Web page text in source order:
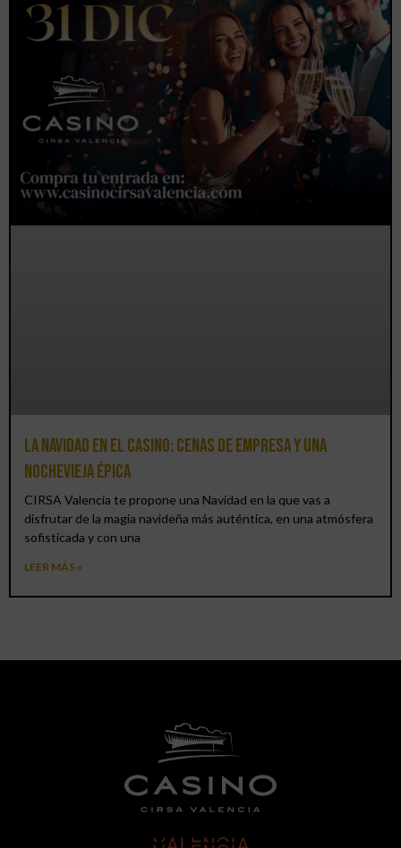
La Navidad en el Casino: cenas de empresa y una
Nochevieja épica
CIRSA Valencia te propone una Navidad en la que vas a
disfrutar de la magia navideña más auténtica, en una atmósfera
sofisticada y con una
LEER MÁS »